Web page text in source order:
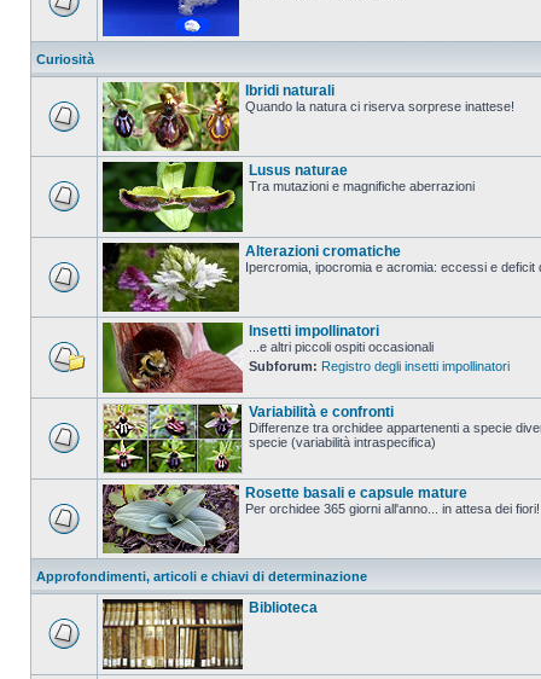
Curiosità
Ibridi naturali
Quando la natura ci riserva sorprese inattese!
Lusus naturae
Tra mutazioni e magnifiche aberrazioni
Alterazioni cromatiche
Ipercromia, ipocromia e acromia: eccessi e deficit
Insetti impollinatori
...e altri piccoli ospiti occasionali
Subforum: Registro degli insetti impollinatori
Variabilità e confronti
Differenze tra orchidee appartenenti a specie
specie (variabilità intraspecifica)
Rosette basali e capsule mature
Per orchidee 365 giorni all'anno... in attesa dei fiori!
Approfondimenti, articoli e chiavi di determinazione
Biblioteca